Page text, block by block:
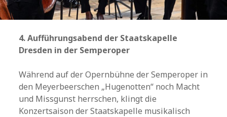
4. Aufführungsabend der Staatskapelle
Dresden in der Semperoper
Während auf der Opernbühne der Semperoper in
den Meyerbeerschen „Hugenotten“ noch Macht
und Missgunst herrschen, klingt die
Konzertsaison der Staatskapelle musikalisch